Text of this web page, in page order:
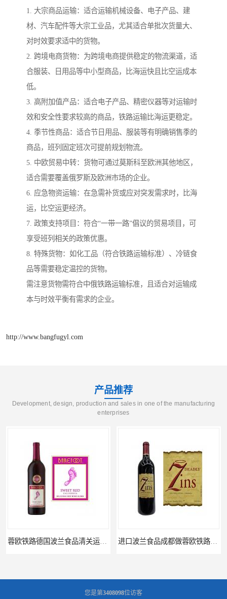
1. 大宗商品运输：适合运输机械设备、电子产品、建
材、汽车配件等大宗工业品，尤其适合单批次货量大、
对时效要求适中的货物。
2. 跨境电商货物：为跨境电商提供稳定的物流渠道，适
合服装、日用品等中小型商品，比海运快且比空运成本
低。
3. 高附加值产品：适合电子产品、精密仪器等对运输时
效和安全性要求较高的商品，铁路运输比海运更稳定。
4. 季节性商品：适合节日用品、服装等有明确销售季的
商品，班列固定班次可提前规划物流。
5. 中欧贸易中转：货物可通过莫斯科至欧洲其他地区，
适合需要覆盖俄罗斯及欧洲市场的企业。
6. 应急物资运输：在急需补货或应对突发需求时，比海
运，比空运更经济。
7. 政策支持项目：符合“一带一路”倡议的贸易项目，可
享受班列相关的政策优惠。
8. 特殊货物：如化工品（符合铁路运输标准）、冷链食
品等需要稳定温控的货物。
需注意货物需符合中俄铁路运输标准，且适合对运输成
本与时效平衡有需求的企业。
http://www.bangfugyl.com
产品推荐
Development, design, production and sales in one of the manufacturing
enterprises
您是第3408098位访客